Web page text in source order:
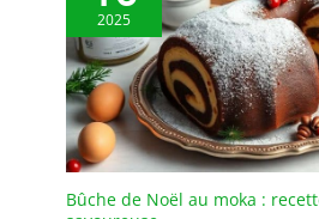
fêtes
DESIGN
Adoptez
design
une
2025
Bûche de Noël au moka :